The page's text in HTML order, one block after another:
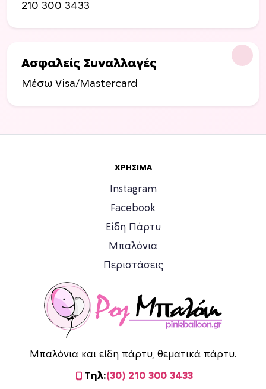
210 300 3433
Ασφαλείς Συναλλαγές
Μέσω Visa/Mastercard
ΧΡΉΣΙΜΑ
Instagram
Facebook
Είδη Πάρτυ
Μπαλόνια
Περιστάσεις
Μπαλόνια και είδη πάρτυ, θεματικά πάρτυ.
Τηλ:(30) 210 300 3433